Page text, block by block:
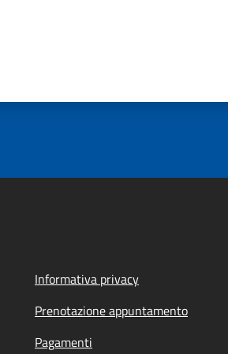
Informativa privacy
Prenotazione appuntamento
Pagamenti